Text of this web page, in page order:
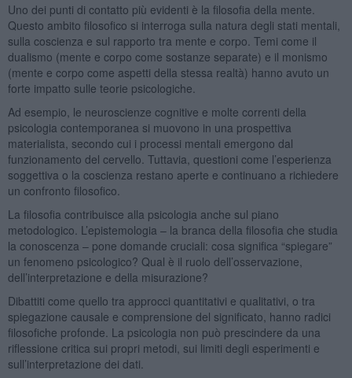
Uno dei punti di contatto più evidenti è la filosofia della mente.
Questo ambito filosofico si interroga sulla natura degli stati mentali,
sulla coscienza e sul rapporto tra mente e corpo. Temi come il
dualismo (mente e corpo come sostanze separate) e il monismo
(mente e corpo come aspetti della stessa realtà) hanno avuto un
forte impatto sulle teorie psicologiche.
Ad esempio, le neuroscienze cognitive e molte correnti della
psicologia contemporanea si muovono in una prospettiva
materialista, secondo cui i processi mentali emergono dal
funzionamento del cervello. Tuttavia, questioni come l’esperienza
soggettiva o la coscienza restano aperte e continuano a richiedere
un confronto filosofico.
La filosofia contribuisce alla psicologia anche sul piano
metodologico. L’epistemologia – la branca della filosofia che studia
la conoscenza – pone domande cruciali: cosa significa “spiegare”
un fenomeno psicologico? Qual è il ruolo dell’osservazione,
dell’interpretazione e della misurazione?
Dibattiti come quello tra approcci quantitativi e qualitativi, o tra
spiegazione causale e comprensione del significato, hanno radici
filosofiche profonde. La psicologia non può prescindere da una
riflessione critica sui propri metodi, sui limiti degli esperimenti e
sull’interpretazione dei dati.